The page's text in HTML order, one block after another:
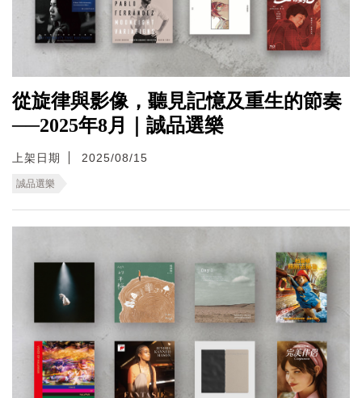
從旋律與影像，聽見記憶及重生的節奏
──2025年8月｜誠品選樂
上架日期 2025/08/15
誠品選樂